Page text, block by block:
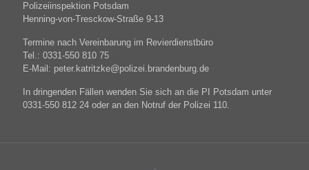
Polizeiinspektion Potsdam
Henning-von-Tresckow-Straße 9-13
Termine nach Vereinbarung im Revierdienstbüro
Tel.: 0331-550 810 75
E-Mail: peter.katritzke@polizei.brandenburg.de
In dringenden Fällen wenden Sie sich an die PI Potsdam unter
0331-550 812 24 oder an den Notruf der Polizei 110.